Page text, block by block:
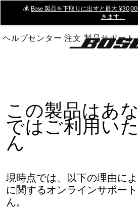
Main
💰 Bose 製品を下取りに出すと最大
きます。
ヘルプセンター 注文 製品サポート
この製品はあ
ではご利用い
ん
現時点では、以下の理由に
に関するオンラインサポー
ん。